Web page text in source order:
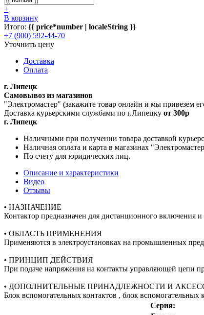
+
В корзину
Итого: {{ price*number | localeString }}
+7 (900) 592-44-70
Уточнить цену
Доставка
Оплата
г. Липецк
Самовывоз из магазинов
"Электромастер" (закажите товар онлайн и мы привезем
Доставка курьерскими службами по г.Липецку от 300р
г. Липецк
Наличными при получении товара доставкой
Наличная оплата и карта в магазинах
По счету для юридических лиц.
Описание и характеристики
Видео
Отзывы
• НАЗНАЧЕНИЕ
Контактор предназначен для дистанционного включения
• ОБЛАСТЬ ПРИМЕНЕНИЯ
Применяются в электроустановках на промышленных
• ПРИНЦИП ДЕЙСТВИЯ
При подаче напряжения на контакты управляющей цепи
• ДОПОЛНИТЕЛЬНЫЕ ПРИНАДЛЕЖНОСТИ И
Блок вспомогательных контактов , блок
Серия: